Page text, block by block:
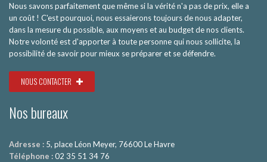
Nous savons parfaitement que même si la vérité n'a pas de prix, elle a
un coût ! C'est pourquoi, nous essaierons toujours de nous adapter,
dans la mesure du possible, aux moyens et au budget de nos clients.
Notre volonté est d'apporter à toute personne qui nous sollicite, la
possibilité de savoir pour mieux se préparer et se défendre.
NOUS CONTACTER
Nos bureaux
Adresse : 5, place Léon Meyer, 76600 Le Havre
Téléphone :02 35 51 34 76